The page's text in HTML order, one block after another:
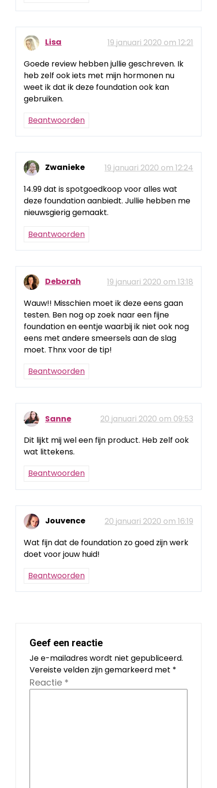
Lisa
19 januari 2020 om 12:21
Goede review hebben jullie geschreven. Ik
heb zelf ook iets met mijn hormonen nu
weet ik dat ik deze foundation ook kan
gebruiken.
Beantwoorden
Zwanieke
19 januari 2020 om 12:24
14.99 dat is spotgoedkoop voor alles wat
deze foundation aanbiedt. Jullie hebben me
nieuwsgierig gemaakt.
Beantwoorden
Deborah
19 januari 2020 om 13:18
Wauw!! Misschien moet ik deze eens gaan
testen. Ben nog op zoek naar een fijne
foundation en eentje waarbij ik niet ook nog
eens met andere smeersels aan de slag
moet. Thnx voor de tip!
Beantwoorden
Sanne
20 januari 2020 om 09:53
Dit lijkt mij wel een fijn product. Heb zelf ook
wat littekens.
Beantwoorden
Jouvence
20 januari 2020 om 16:19
Wat fijn dat de foundation zo goed zijn werk
doet voor jouw huid!
Beantwoorden
Geef een reactie
Je e-mailadres wordt niet gepubliceerd.
Vereiste velden zijn gemarkeerd met *
Reactie *